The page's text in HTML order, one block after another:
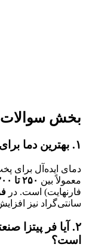
بخش سوالات
۱. بهترین دما
دمای ایده‌آل برای
معمولاً بین ۲۵۰ تا
فارنهایت) است. در
سانتی‌گراد نیز
۲. آیا فر پیتزا
است؟